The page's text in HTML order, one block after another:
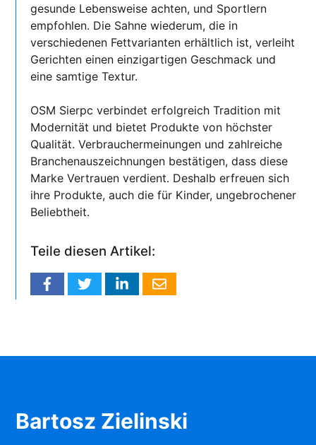
gesunde Lebensweise achten, und Sportlern
empfohlen. Die Sahne wiederum, die in
verschiedenen Fettvarianten erhältlich ist, verleiht
Gerichten einen einzigartigen Geschmack und
eine samtige Textur.
OSM Sierpc verbindet erfolgreich Tradition mit
Modernität und bietet Produkte von höchster
Qualität. Verbrauchermeinungen und zahlreiche
Branchenauszeichnungen bestätigen, dass diese
Marke Vertrauen verdient. Deshalb erfreuen sich
ihre Produkte, auch die für Kinder, ungebrochener
Beliebtheit.
Teile diesen Artikel:
Bartosz Zielinski